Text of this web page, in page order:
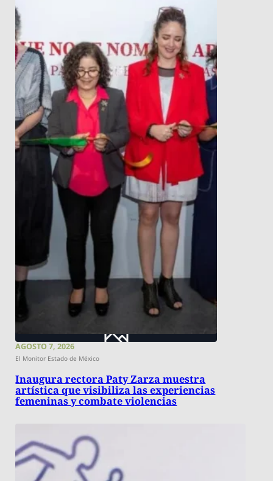
AGOSTO 7, 2026
El Monitor Estado de México
Inaugura rectora Paty Zarza muestra
artística que visibiliza las experiencias
femeninas y combate violencias